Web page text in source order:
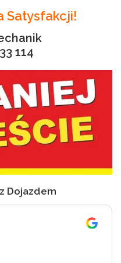
Satysfakcji!
114
Dojazdem